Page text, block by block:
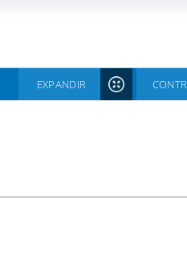
EXPANDIR